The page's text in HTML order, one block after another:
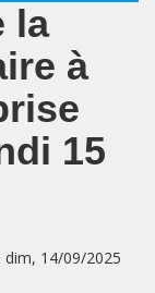
la
à
15
14/09/2025